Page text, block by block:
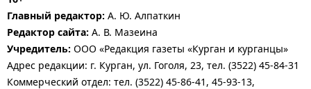
Главный редактор: А. Ю. Алпаткин
Редактор сайта: А. В. Мазеина
Учредитель: ООО «Редакция газеты «Курган и курганцы»
Адрес редакции: г. Курган, ул. Гоголя, 23, тел. (3522) 45-84-31
Коммерческий отдел: тел. (3522) 45-86-41, 45-93-13,